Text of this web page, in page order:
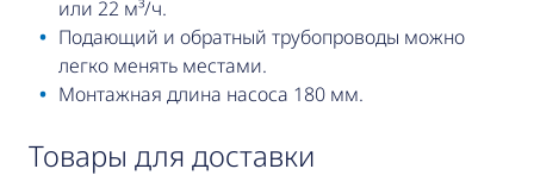
или 22 м³/ч.
Подающий и обратный трубопроводы можно
легко менять местами.
Монтажная длина насоса 180 мм.
товары для доставки